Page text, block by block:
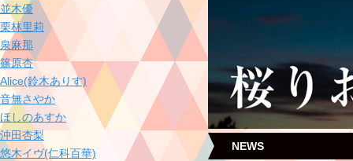
NEWS
並木優
栗林里莉
泉麻那
篠原杏
Alice(鈴木ありす)
音無さやか
ほしのあすか
沖田杏梨
悠木イヴ(仁科百華)